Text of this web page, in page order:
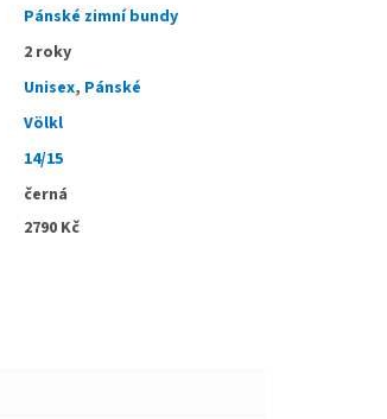
Pánské zimní bundy
2 roky
Unisex, Pánské
Völkl
14/15
černá
2790 Kč